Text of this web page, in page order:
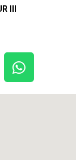
III